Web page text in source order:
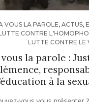
VOUS LA PAROLE, ACTUS,
CONTRE
LUTTE CONTRE LE
vous la parole :
à la